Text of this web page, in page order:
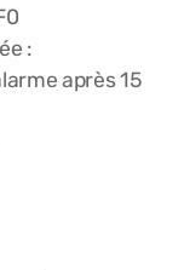
:
après 15